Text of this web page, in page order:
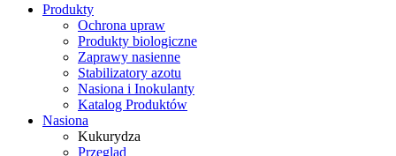
Produkty
Ochrona upraw
Produkty biologiczne
Zaprawy nasienne
Stabilizatory azotu
Nasiona i Inokulanty
Katalog Produktów
Nasiona
Kukurydza
Przegląd